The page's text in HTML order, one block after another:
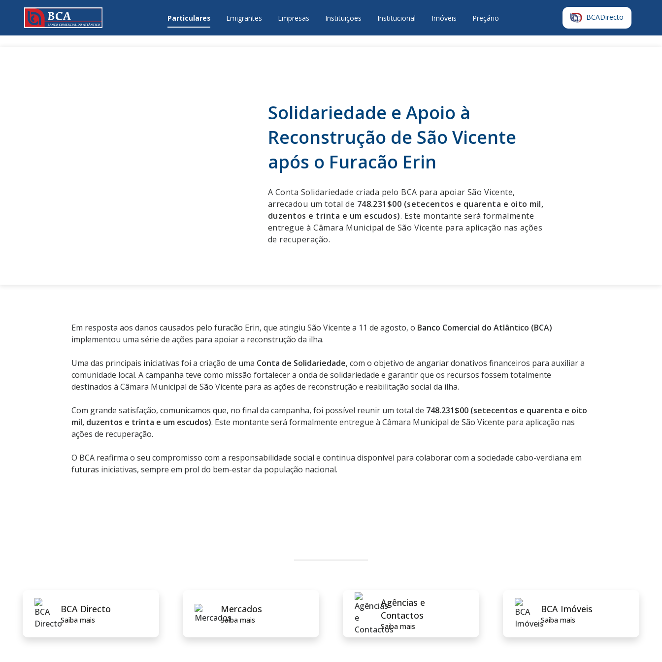
Particulares Emigrantes Empresas Instituições Institucional Imóveis Preçário BCADirecto
Solidariedade e Apoio à
Reconstrução de São Vicente
após o Furacão Erin
A Conta Solidariedade criada pelo BCA para apoiar São Vicente,
arrecadou um total de 748.231$00 (setecentos e quarenta e oito mil,
duzentos e trinta e um escudos). Este montante será formalmente
entregue à Câmara Municipal de São Vicente para aplicação nas ações
de recuperação.
Em resposta aos danos causados pelo furacão Erin, que atingiu São Vicente a 11 de agosto, o Banco Comercial do Atlântico (BCA)
implementou uma série de ações para apoiar a reconstrução da ilha.
Uma das principais iniciativas foi a criação de uma Conta de Solidariedade, com o objetivo de angariar donativos financeiros para auxiliar a
comunidade local. A campanha teve como missão fortalecer a onda de solidariedade e garantir que os recursos fossem totalmente
destinados à Câmara Municipal de São Vicente para as ações de reconstrução e reabilitação social da ilha.
Com grande satisfação, comunicamos que, no final da campanha, foi possível reunir um total de 748.231$00 (setecentos e quarenta e oito
mil, duzentos e trinta e um escudos). Este montante será formalmente entregue à Câmara Municipal de São Vicente para aplicação nas
ações de recuperação.
O BCA reafirma o seu compromisso com a responsabilidade social e continua disponível para colaborar com a sociedade cabo-verdiana em
futuras iniciativas, sempre em prol do bem-estar da população nacional.
BCA Directo
Saiba mais
Mercados
Saiba mais
Agências e
Contactos
Saiba mais
BCA Imóveis
Saiba mais